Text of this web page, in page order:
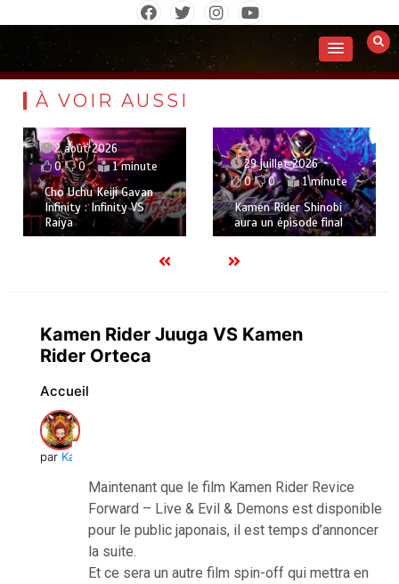
contenu
À VOIR AUSSI
2 août 2026
0
0 1 minute
Cho Uchu Keiji Gavan
Infinity : Infinity VS
Raiya
29 juillet 2026
0
0 1 minute
Kamen Rider Shinobi
aura un épisode final
Kamen Rider Juuga VS Kamen
Rider Orteca
Accueil
par Kai
Maintenant que le film Kamen Rider Revice
Forward – Live & Evil & Demons est disponible
pour le public japonais, il est temps d’annoncer
la suite.
Et ce sera un autre film spin-off qui mettra en